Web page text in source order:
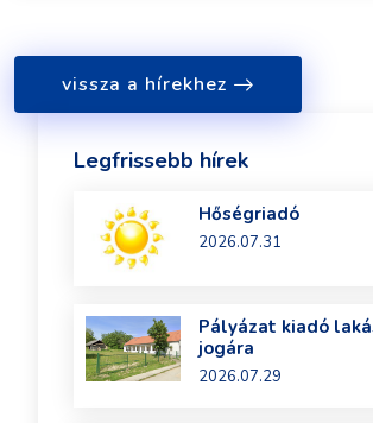
vissza a hírekhez
Legfrissebb hírek
Hőségriadó
2026.07.31
Pályázat kiadó
jogára
2026.07.29